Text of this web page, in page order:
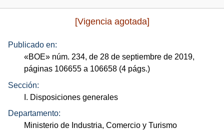
[Vigencia agotada]
Publicado en:
«BOE» núm. 234, de 28 de septiembre de 2019,
páginas 106655 a 106658 (4 págs.)
Sección:
I. Disposiciones generales
Departamento:
Ministerio de Industria, Comercio y Turismo